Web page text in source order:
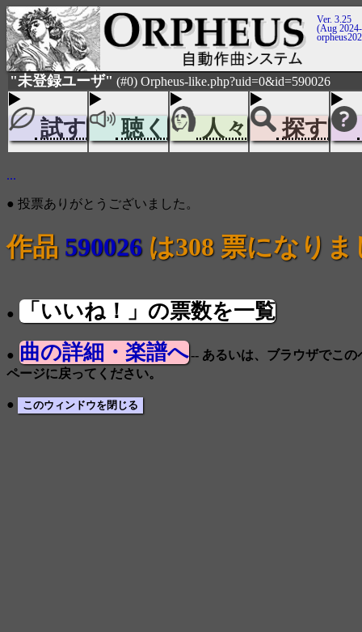
Ver. 3.25
(Aug
"未登録ユーザ" (#0) Orpheus-like.php?uid=0&id=590026
試す 聴く 人々 探す
...
● 投票ありがとうございました。
作品 590026 は308 票になりま
● 「いいね！」の票数を一覧
● 曲の詳細・楽譜へ-- あるいは、ブラウザでこ
ページに戻ってください。
●